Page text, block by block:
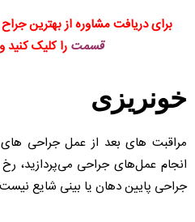
برای دریافت مشاوره از بهترین
قسمت را کلیک کنید
خونریزی
مراقبت های بعد از عمل جراحی
انجام عمل‌های جراحی می‌پردازید،
جراحی پایین دهان یا بینی شایع